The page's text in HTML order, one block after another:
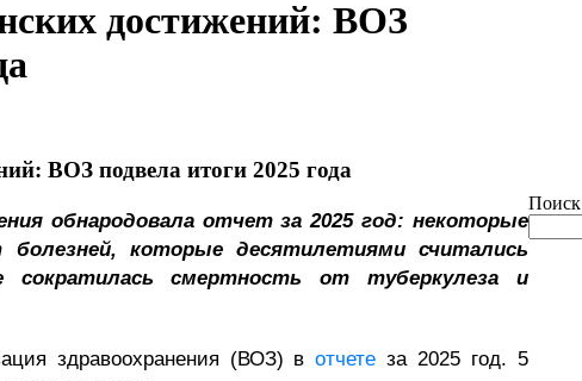
достижений: ВОЗ
ВОЗ подвела итоги 2025 года
обнародовала отчет за 2025 год: некоторые
которые десятилетиями считались
смертность от туберкулеза и
здравоохранения (ВОЗ) в отчете за 2025 год. 5
Поиск